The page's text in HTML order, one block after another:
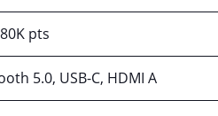
pts
5.0, USB-C, HDMI A